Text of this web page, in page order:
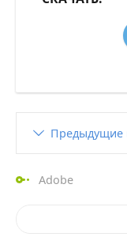
Предыдущие
Adobe